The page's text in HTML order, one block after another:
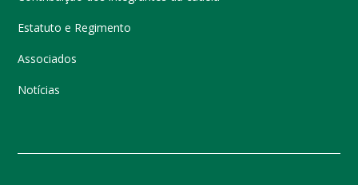
Estatuto e Regimento
Associados
Notícias